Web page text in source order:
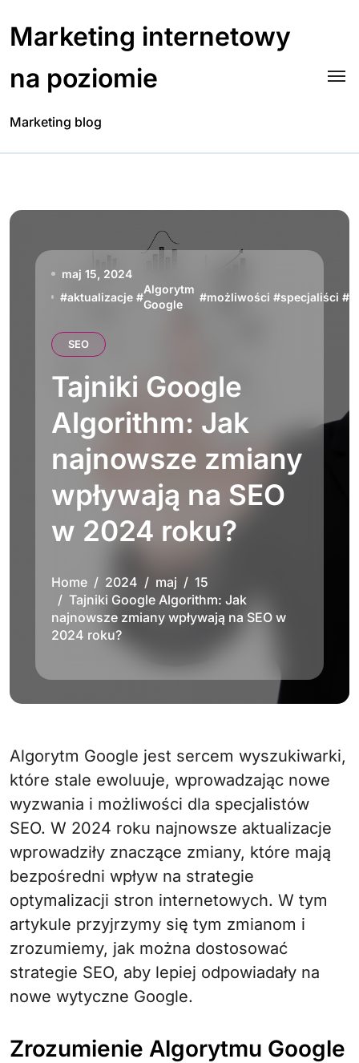
content
Marketing internetowy
na poziomie
Marketing blog
maj 15, 2024
#aktualizacje #
Algorytm
Google
#możliwości #specjaliści #
SEO
Tajniki Google
Algorithm: Jak
najnowsze zmiany
wpływają na SEO
w 2024 roku?
Home 2024 maj
15
Tajniki Google Algorithm: Jak
najnowsze zmiany wpływają na SEO w
2024 roku?
Algorytm Google jest sercem wyszukiwarki,
które stale ewoluuje, wprowadzając nowe
wyzwania i możliwości dla specjalistów
SEO. W 2024 roku najnowsze aktualizacje
wprowadziły znaczące zmiany, które mają
bezpośredni wpływ na strategie
optymalizacji stron internetowych. W tym
artykule przyjrzymy się tym zmianom i
zrozumiemy, jak można dostosować
strategie SEO, aby lepiej odpowiadały na
nowe wytyczne Google.
Zrozumienie Algorytmu Google